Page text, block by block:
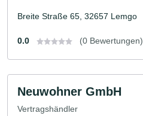
Breite Straße 65, 32657 Lemgo
0.0 (0 Bewertungen)
Neuwohner GmbH
Vertragshändler